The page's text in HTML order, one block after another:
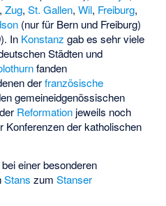
Zug,St. Gallen,Wil, Freiburg,
(nur für Bern und Freiburg)
In Konstanz gab es sehr viele
Städten und
fanden
derfranzösische
gemeineidgenössischen
Reformation jeweils noch
Konferenzen der katholischen
einer besonderen
Stans zumStanser